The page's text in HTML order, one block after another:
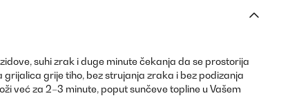
suhi zrak i duge minute čekanja da se prostorija
grije tiho, bez strujanja zraka i bez podizanja
već za 2–3 minute, poput sunčeve topline u Vašem